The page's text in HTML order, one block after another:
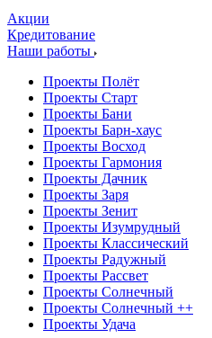
Акции
Кредитование
Наши работы
Проекты Полёт
Проекты Старт
Проекты Бани
Проекты Барн-хаус
Проекты Восход
Проекты Гармония
Проекты Дачник
Проекты Заря
Проекты Зенит
Проекты Изумрудный
Проекты Классический
Проекты Радужный
Проекты Рассвет
Проекты Солнечный
Проекты Солнечный ++
Проекты Удача